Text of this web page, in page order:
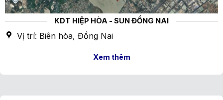
KDT HIỆP HÒA - SUN ĐỒNG NAI
Vị trí: Biên hòa, Đồng Nai
Xem thêm